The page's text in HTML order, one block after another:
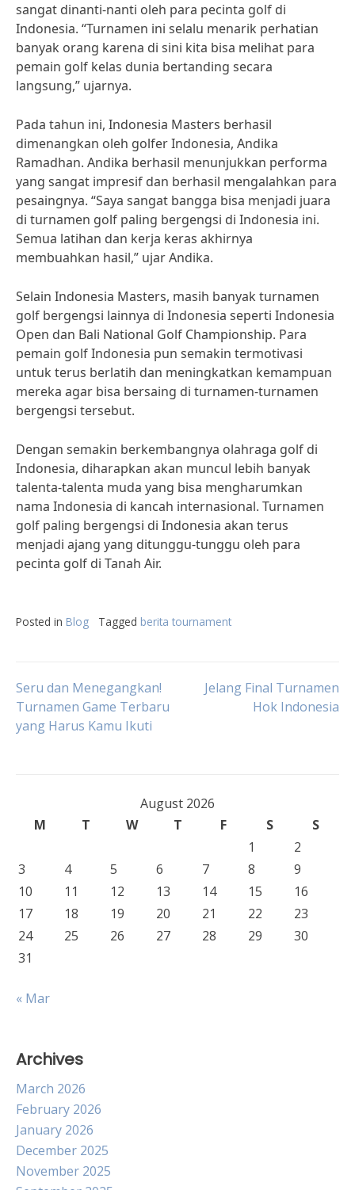
sangat dinanti-nanti oleh para pecinta golf di
Indonesia. “Turnamen ini selalu menarik perhatian
banyak orang karena di sini kita bisa melihat para
pemain golf kelas dunia bertanding secara
langsung,” ujarnya.
Pada tahun ini, Indonesia Masters berhasil
dimenangkan oleh golfer Indonesia, Andika
Ramadhan. Andika berhasil menunjukkan performa
yang sangat impresif dan berhasil mengalahkan para
pesaingnya. “Saya sangat bangga bisa menjadi juara
di turnamen golf paling bergengsi di Indonesia ini.
Semua latihan dan kerja keras akhirnya
membuahkan hasil,” ujar Andika.
Selain Indonesia Masters, masih banyak turnamen
golf bergengsi lainnya di Indonesia seperti Indonesia
Open dan Bali National Golf Championship. Para
pemain golf Indonesia pun semakin termotivasi
untuk terus berlatih dan meningkatkan kemampuan
mereka agar bisa bersaing di turnamen-turnamen
bergengsi tersebut.
Dengan semakin berkembangnya olahraga golf di
Indonesia, diharapkan akan muncul lebih banyak
talenta-talenta muda yang bisa mengharumkan
nama Indonesia di kancah internasional. Turnamen
golf paling bergengsi di Indonesia akan terus
menjadi ajang yang ditunggu-tunggu oleh para
pecinta golf di Tanah Air.
Posted in Blog Tagged berita tournament
Post
navigation
Seru dan Menegangkan!
Turnamen Game Terbaru
yang Harus Kamu Ikuti
Jelang Final Turnamen
Hok Indonesia
August 2026
M
T W T F S
S
1
2
3
4 5 6 7 8
9
10
11 12 13 14 15
16
17
18 19 20 21 22
23
24
25 26 27 28 29
30
31
« Mar
Archives
March 2026
February 2026
January 2026
December 2025
November 2025